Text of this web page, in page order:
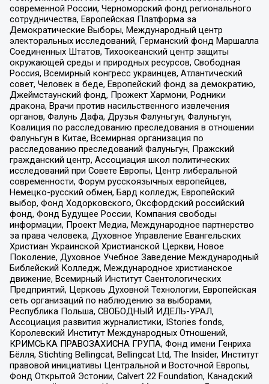
современной России, Черноморский фонд регионального
сотрудничества, Европейская Платформа за
Демократические Выборы, Международный центр
электоральных исследований, Германский фонд Маршалла
Соединенных Штатов, Тихоокеанский центр защиты
окружающей среды и природных ресурсов, Свободная
Россия, Всемирный конгресс украинцев, Атлантический
совет, Человек в беде, Европейский фонд за демократию,
Джеймстаунский фонд, Прожект Хармони, Родники
дракона, Врачи против насильственного извлечения
органов, Фалунь Дафа, Друзья Фалуньгун, Фалуньгун,
Коалиция по расследованию преследования в отношении
Фалуньгун в Китае, Всемирная организация по
расследованию преследований Фалуньгун, Пражский
гражданский центр, Ассоциация школ политических
исследований при Совете Европы, Центр либеральной
современности, Форум русскоязычных европейцев,
Немецко-русский обмен, Бард колледж, Европейский
выбор, Фонд Ходорковского, Оксфордский российский
фонд, Фонд Будущее России, Компания свободы
информации, Проект Медиа, Международное партнерство
за права человека, Духовное Управление Евангельских
Христиан Украинской Христианской Церкви, Новое
Поколение, Духовное Учебное Заведение Международный
Библейский Колледж, Международное христианское
движение, Всемирный Институт Саентологических
Предприятий, Церковь Духовной Технологии, Европейская
сеть организаций по наблюдению за выборами,
Республика Польша, СВОБОДНЫЙ ИДЕЛЬ-УРАЛ,
Ассоциация развития журналистики, IStories fonds,
Королевский Институт Международных Отношений,
КРИМСЬКА ПРАВОЗАХИСНА ГРУПА, Фонд имени Генриха
Бёлля, Stichting Bellingcat, Bellingcat Ltd, The Insider, Институт
правовой инициативы Центральной и Восточной Европы,
Фонд Открытой Эстонии, Calvert 22 Foundation, Канадский